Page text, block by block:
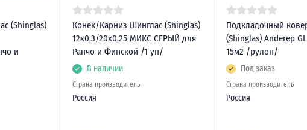
(Shinglas)
и
Конек/Карниз Шинглас (Shinglas)
12х0,3/20х0,25 МИКС СЕРЫЙ для
Ранчо и Финской /1 уп/
В наличии
Страна производитель
Россия
Подкладочный
(Shinglas) Anderep
15м2 /рулон/
Под заказ
Страна производитель
Россия